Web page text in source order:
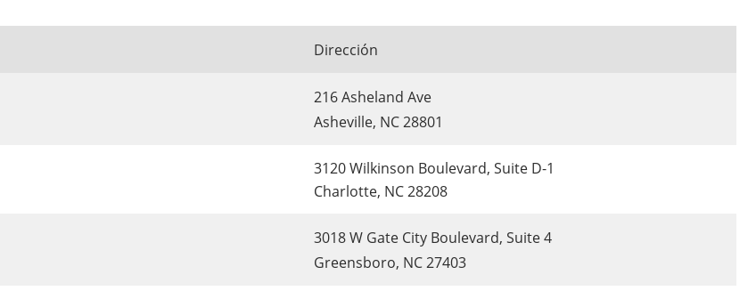
Dirección
216 Asheland Ave
Asheville, NC 28801
3120 Wilkinson Boulevard, Suite D-1
Charlotte, NC 28208
3018 W Gate City Boulevard, Suite 4
Greensboro, NC 27403